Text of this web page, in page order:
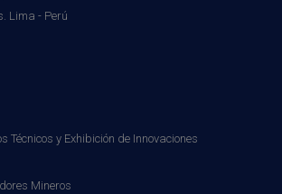
Lima - Perú
Técnicos y Exhibición de Innovaciones
Mineros